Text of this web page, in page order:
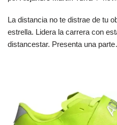
La distancia no te distrae de tu
estrella. Lidera la carrera con
distancestar. Presenta una